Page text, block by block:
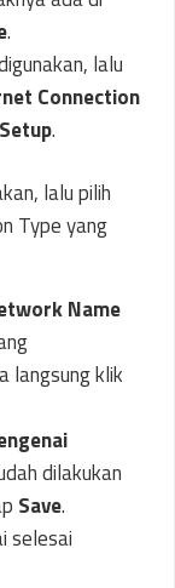
.
lalu
Connection
.
Name
langsung klik
dilakukan
Save.
selesai